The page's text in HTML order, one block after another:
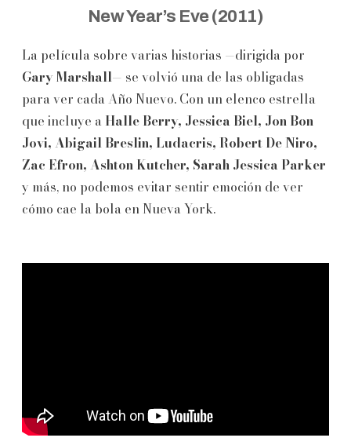
New Year’s Eve (2011)
La película sobre varias historias —dirigida por
Gary Marshall— se volvió una de las obligadas
para ver cada Año Nuevo. Con un elenco estrella
que incluye a Halle Berry, Jessica Biel, Jon Bon
Jovi, Abigail Breslin, Ludacris, Robert De Niro,
Zac Efron, Ashton Kutcher, Sarah Jessica Parker
y más, no podemos evitar sentir emoción de ver
cómo cae la bola en Nueva York.